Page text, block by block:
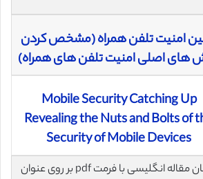
امنیت تلفن همراه (مشخص کردن
های اصلی امنیت تلفن های همراه)
Mobile Security Catching Up
Revealing the Nuts and Bolts of
Security of Mobile Devices
برای دانلود رایگان مقاله انگلیسی با فرمت pdf بر روی عنوان